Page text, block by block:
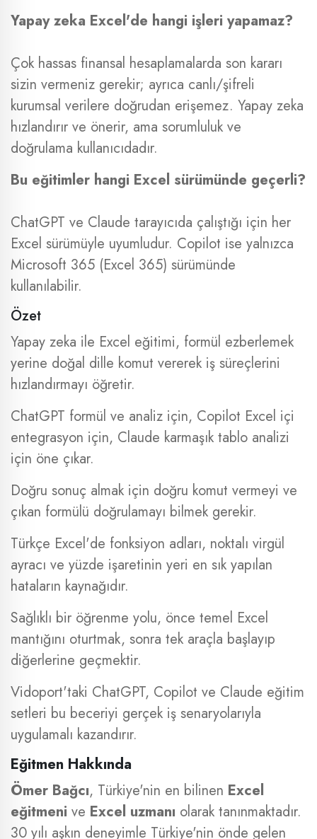
Yapay zeka Excel'de hangi işleri yapamaz?
Çok hassas finansal hesaplamalarda son kararı
sizin vermeniz gerekir; ayrıca canlı/şifreli
kurumsal verilere doğrudan erişemez. Yapay zeka
hızlandırır ve önerir, ama sorumluluk ve
doğrulama kullanıcıdadır.
Bu eğitimler hangi Excel sürümünde geçerli?
ChatGPT ve Claude tarayıcıda çalıştığı için her
Excel sürümüyle uyumludur. Copilot ise yalnızca
Microsoft 365 (Excel 365) sürümünde
kullanılabilir.
Özet
Yapay zeka ile Excel eğitimi, formül ezberlemek
yerine doğal dille komut vererek iş süreçlerini
hızlandırmayı öğretir.
ChatGPT formül ve analiz için, Copilot Excel içi
entegrasyon için, Claude karmaşık tablo analizi
için öne çıkar.
Doğru sonuç almak için doğru komut vermeyi ve
çıkan formülü doğrulamayı bilmek gerekir.
Türkçe Excel'de fonksiyon adları, noktalı virgül
ayracı ve yüzde işaretinin yeri en sık yapılan
hataların kaynağıdır.
Sağlıklı bir öğrenme yolu, önce temel Excel
mantığını oturtmak, sonra tek araçla başlayıp
diğerlerine geçmektir.
Vidoport'taki ChatGPT, Copilot ve Claude eğitim
setleri bu beceriyi gerçek iş senaryolarıyla
uygulamalı kazandırır.
Eğitmen Hakkında
Ömer Bağcı, Türkiye'nin en bilinen Excel
eğitmeni ve Excel uzmanı olarak tanınmaktadır.
30 yılı aşkın deneyimle Türkiye'nin önde gelen